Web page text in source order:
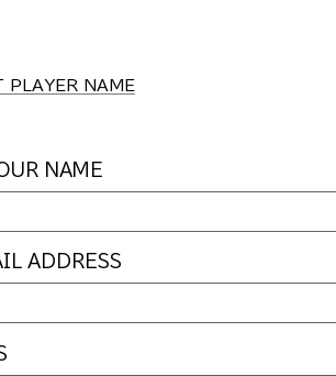
PLAYER NAME
NAME
ADDRESS